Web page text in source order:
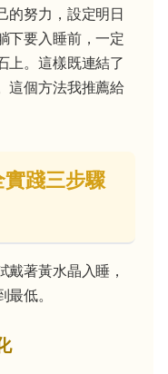
的努力，設定明日
下要入睡前，一定
上。這樣既連結了
這個方法我推薦給
踐三步驟
著黃水晶入睡，
低。